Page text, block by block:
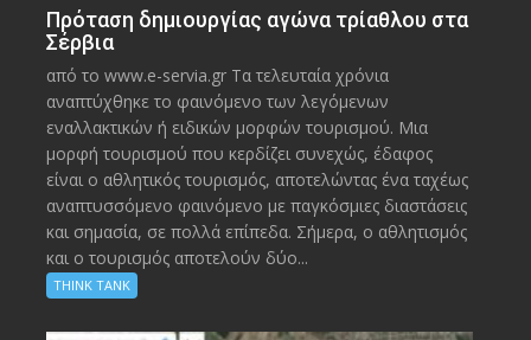
Πρόταση δημιουργίας αγώνα τρίαθλου στα
Σέρβια
από το www.e-servia.gr Τα τελευταία χρόνια
αναπτύχθηκε το φαινόμενο των λεγόμενων
εναλλακτικών ή ειδικών μορφών τουρισμού. Μια
μορφή τουρισμού που κερδίζει συνεχώς, έδαφος
είναι ο αθλητικός τουρισμός, αποτελώντας ένα ταχέως
αναπτυσσόμενο φαινόμενο με παγκόσμιες διαστάσεις
και σημασία, σε πολλά επίπεδα. Σήμερα, ο αθλητισμός
και ο τουρισμός αποτελούν δύο...
THINK TANK